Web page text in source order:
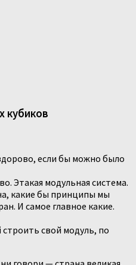
кубиков
если бы можно было
Этакая модульная система.
какие бы принципы мы
И самое главное какие.
свой модуль, по